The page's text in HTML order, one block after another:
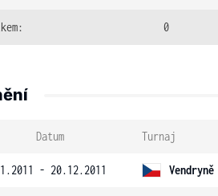
0
Datum Turnaj
- 20.12.2011